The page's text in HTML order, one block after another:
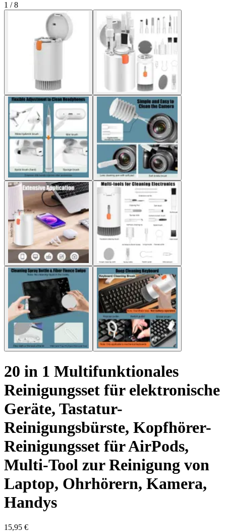
1 / 8
20 in 1 Multifunktionales
Reinigungsset für elektronische
Geräte, Tastatur-
Reinigungsbürste, Kopfhörer-
Reinigungsset für AirPods,
Multi-Tool zur Reinigung von
Laptop, Ohrhörern, Kamera,
Handys
15,95 €